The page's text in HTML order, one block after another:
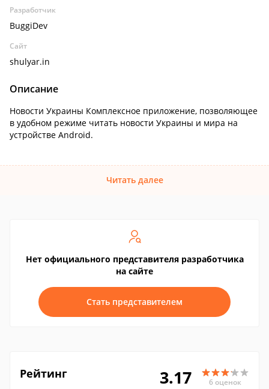
Разработчик
BuggiDev
Сайт
shulyar.in
Описание
Новости Украины Комплексное приложение, позволяющее
в удобном режиме читать новости Украины и мира на
устройстве Android.
Читать далее
Нет официального представителя разработчика
на сайте
Стать представителем
Рейтинг 3.17 6 оценок